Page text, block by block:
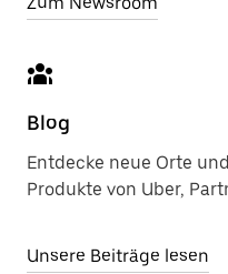
Blog
Entdecke neue Orte
Produkte von Uber,
Unsere Beiträge lesen